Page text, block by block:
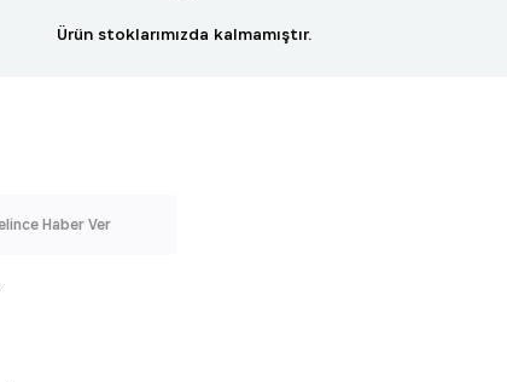
Ürün stoklarımızda kalmamıştır.
Haber Ver